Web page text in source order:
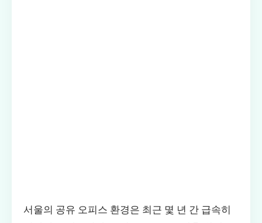
서울의 공유 오피스 환경은 최근 몇 년 간 급속히